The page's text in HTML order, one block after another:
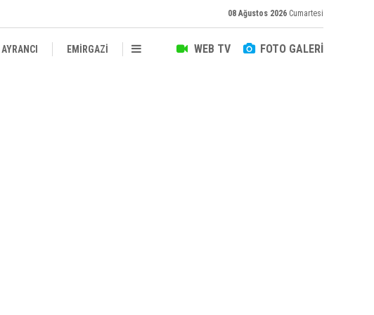
08 Ağustos 2026 Cumartesi
WEB TV FOTO GALERİ
AYRANCI EMİRGAZİ